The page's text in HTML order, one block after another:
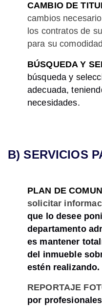
CAMBIO DE
cambios
los contratos de
para su
BÚSQUEDA Y
búsqueda y
adecuada,
necesidades.
B) SERVICIOS
PLAN DE
solicitar
que lo desee
departamento
es mantener
del inmueble
estén realizando.
REPORTAJE
por